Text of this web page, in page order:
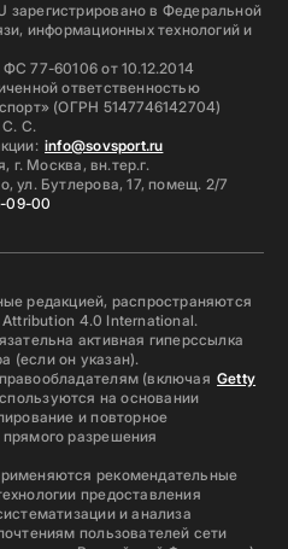
зарегистрировано в Федеральной
информационных технологий и
77-60106 от 10.12.2014
ответственностью
(ОГРН 5147746142704)
С. С.
info@sovsport.ru
г. Москва, вн.тер.г.
ул. Бутлерова, 17, помещ. 2/7
09-00
редакцией, распространяются
4.0 International.
активная гиперссылка
(если он указан).
(включая Getty
на основании
и повторное
разрешения
рекомендательные
предоставления
и анализа
пользователей сети